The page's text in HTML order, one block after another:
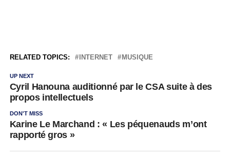
RELATED TOPICS: INTERNET MUSIQUE
UP NEXT
Cyril Hanouna auditionné par le CSA suite à des
propos intellectuels
DON'T MISS
Karine Le Marchand : « Les péquenauds m’ont
rapporté gros »